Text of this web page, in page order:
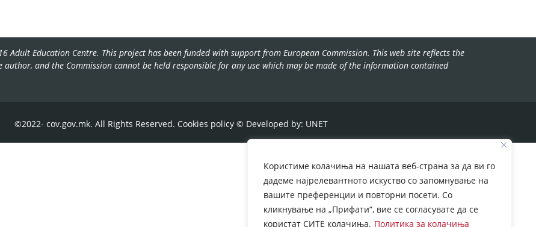
Користиме колачиња на нашата веб-страна за да ви го
дадеме најрелевантното искуство со запомнување на
вашите преференции и повторни посети. Со
кликнување на „Прифати“, вие се согласувате да се
користат СИТЕ колачиња. Политика за колачиња
Adult Education Centre. This project has been funded with support from European Commission. This web site reflects the
author, and the Commission cannot be held responsible for any use which may be made of the information contained
©2022- cov.gov.mk. All Rights Reserved. Cookies policy© Developed by: UNET